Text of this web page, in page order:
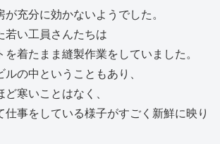
充分に効かないようでした。
若い工員さんたちは
着たまま縫製作業をしていました。
の中ということもあり、
寒いことはなく、
仕事をしている様子がすごく新鮮に映り